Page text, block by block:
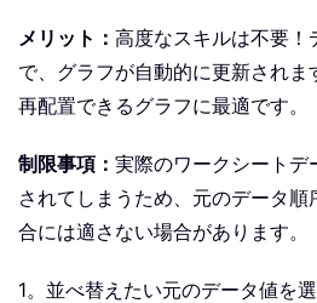
メリット： 高度なスキルは不要！
で、グラフが自動的に更新されま
再配置できるグラフに最適です。
制限事項： 実際のワークシートデ
されてしまうため、元のデータ
合には適さない場合があります。
1。並べ替えたい元のデータ値を